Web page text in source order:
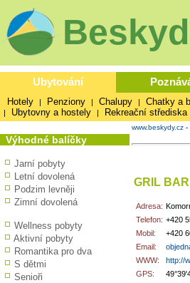
Ubytování
Hotely | Penziony | Chalupy | Chatky a
| Ubytovny a hostely | Rekreační střediska
Výhodné balíčky
Jarní pobyty
Letní dovolená
Podzim levněji
Zimní dovolená
Wellness pobyty
Aktivní pobyty
Romantika pro dva
S dětmi
Senioři
www.beskydy.cz -
GRIL
Adresa:
Telefon: +420
Mobil:
+420
Email:
WWW:
http://
GPS: